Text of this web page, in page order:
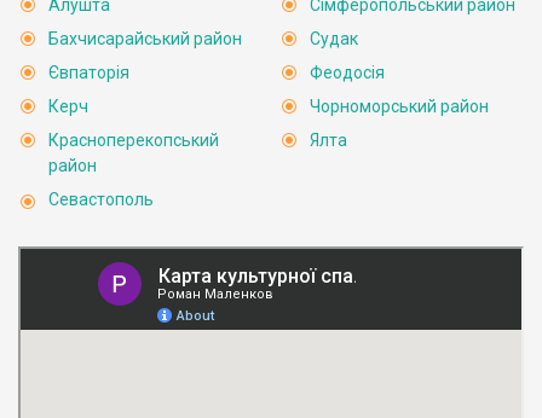
Алушта
Бахчисарайський район
Євпаторія
Керч
Красноперекопський
район
Севастополь
Сімферопольський район
Судак
Феодосія
Чорноморський район
Ялта